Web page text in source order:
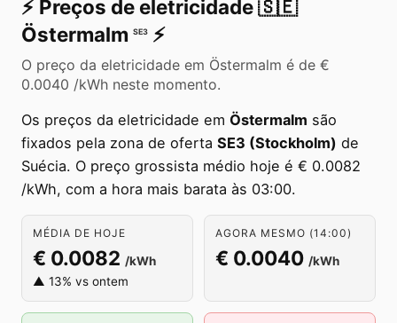
⚡️ Preços de eletricidade🇸🇪
Östermalm SE3 ⚡️
O preço da eletricidade em Östermalm é de €
0.0040 /kWh neste momento.
Os preços da eletricidade em Östermalm são
fixados pela zona de oferta SE3 (Stockholm) de
Suécia. O preço grossista médio hoje é € 0.0082
/kWh, com a hora mais barata às 03:00.
MÉDIA DE HOJE
€ 0.0082 /kWh
▲ 13% vs ontem
AGORA MESMO (14:00)
€ 0.0040 /kWh